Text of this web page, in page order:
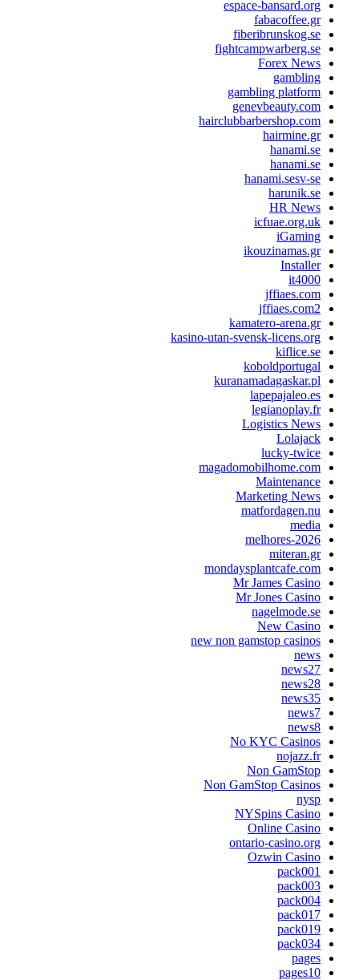
espace-bansard.org
fabacoffee.gr
fiberibrunskog.se
fightcampwarberg.se
Forex News
gambling
gambling platform
genevbeauty.com
hairclubbarbershop.com
hairmine.gr
hanami.se
hanami.se
hanami.sesv-se
harunik.se
HR News
icfuae.org.uk
iGaming
ikouzinamas.gr
Installer
it4000
jffiaes.com
jffiaes.com2
kamatero-arena.gr
kasino-utan-svensk-licens.org
kiflice.se
koboldportugal
kuranamadagaskar.pl
lapepajaleo.es
legianoplay.fr
Logistics News
Lolajack
lucky-twice
magadomobilhome.com
Maintenance
Marketing News
matfordagen.nu
media
melhores-2026
miteran.gr
mondaysplantcafe.com
Mr James Casino
Mr Jones Casino
nagelmode.se
New Casino
new non gamstop casinos
news
news27
news28
news35
news7
news8
No KYC Casinos
nojazz.fr
Non GamStop
Non GamStop Casinos
nysp
NYSpins Casino
Online Casino
ontario-casino.org
Ozwin Casino
pack001
pack003
pack004
pack017
pack019
pack034
pages
pages10